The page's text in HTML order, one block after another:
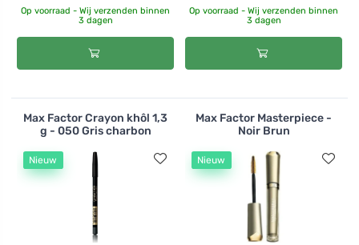
Op voorraad - Wij verzenden binnen
3 dagen
Op voorraad - Wij verzenden binnen
3 dagen
Max Factor Crayon khôl 1,3
g - 050 Gris charbon
Nieuw
Max Factor Masterpiece -
Noir Brun
Nieuw